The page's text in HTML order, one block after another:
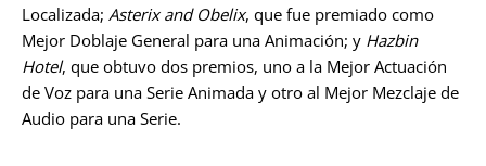
Localizada; Asterix and Obelix, que fue premiado como
Mejor Doblaje General para una Animación; y Hazbin
Hotel, que obtuvo dos premios, uno a la Mejor Actuación
de Voz para una Serie Animada y otro al Mejor Mezclaje de
Audio para una Serie.